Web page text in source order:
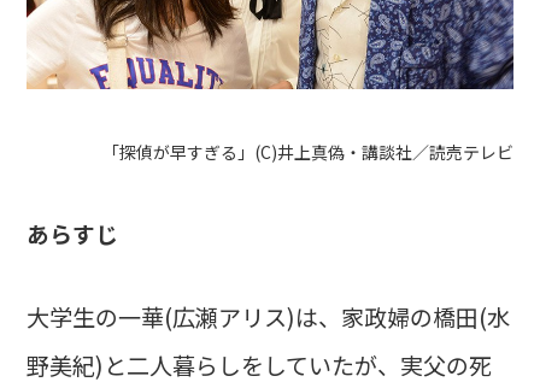
「探偵が早すぎる」(C)井上真偽・講談社／読売テレビ
あらすじ
大学生の一華(広瀬アリス)は、家政婦の橋田(水
野美紀)と二人暮らしをしていたが、実父の死